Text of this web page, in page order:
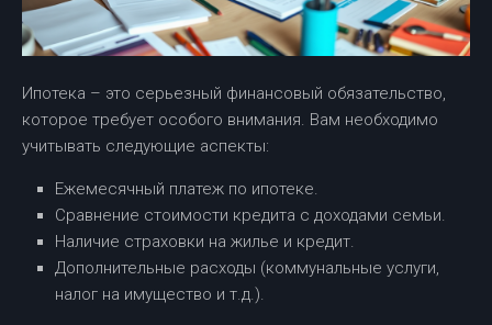
Ипотека – это серьезный финансовый обязательство,
которое требует особого внимания. Вам необходимо
учитывать следующие аспекты:
Ежемесячный платеж по ипотеке.
Сравнение стоимости кредита с доходами семьи.
Наличие страховки на жилье и кредит.
Дополнительные расходы (коммунальные услуги,
налог на имущество и т.д.).